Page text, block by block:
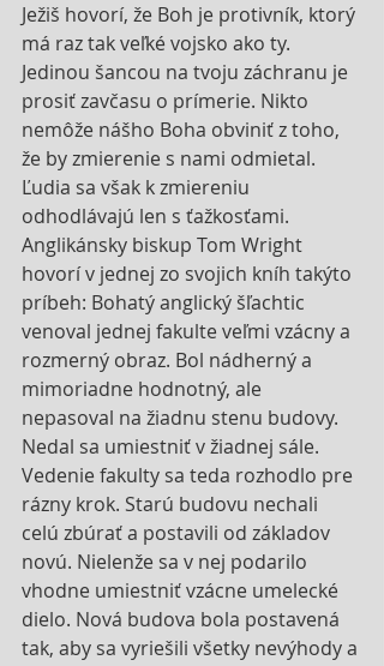
Ježiš hovorí, že Boh je protivník, ktorý
má raz tak veľké vojsko ako ty.
Jedinou šancou na tvoju záchranu je
prosiť zavčasu o prímerie. Nikto
nemôže nášho Boha obviniť z toho,
že by zmierenie s nami odmietal.
Ľudia sa však k zmiereniu
odhodlávajú len s ťažkosťami.
Anglikánsky biskup Tom Wright
hovorí v jednej zo svojich kníh takýto
príbeh: Bohatý anglický šľachtic
venoval jednej fakulte veľmi vzácny a
rozmerný obraz. Bol nádherný a
mimoriadne hodnotný, ale
nepasoval na žiadnu stenu budovy.
Nedal sa umiestniť v žiadnej sále.
Vedenie fakulty sa teda rozhodlo pre
rázny krok. Starú budovu nechali
celú zbúrať a postavili od základov
novú. Nielenže sa v nej podarilo
vhodne umiestniť vzácne umelecké
dielo. Nová budova bola postavená
tak, aby sa vyriešili všetky nevýhody a